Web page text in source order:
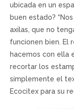
ubicada en un
buen estado?
axilas, que no
funcionen bien. El
hacemos con ella
recortar los
simplemente el
Ecocitex para su